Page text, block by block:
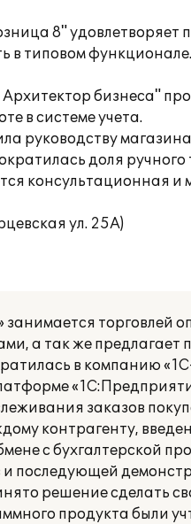
8" удовлетворяет
в типовом функционале.
бизнеса"
в системе учета.
руководству
доля
консультационная
ул. 25А)
торговлей
а так же предлагает
в компанию
заказов
контрагенту,
с бухгалтерской
и последующей
решение сделать
продукта были